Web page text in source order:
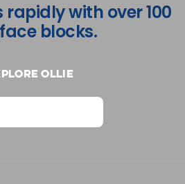
rapidly with over 100
blocks.
Ollie